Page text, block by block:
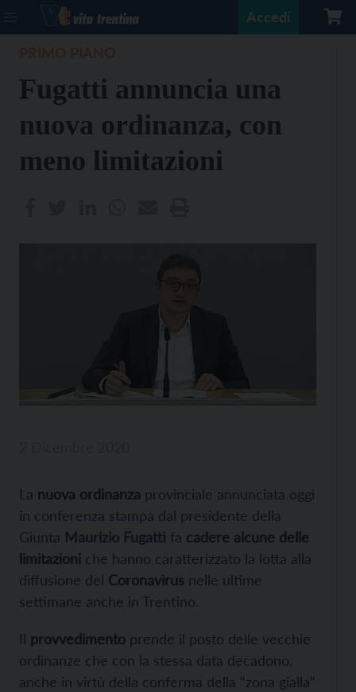
Accedi
Fugatti annuncia una
nuova ordinanza, con
meno limitazioni
La nuova ordinanza provinciale annunciata oggi
in conferenza stampa dal presidente della
Giunta Maurizio Fugatti fa cadere alcune delle
limitazioni che hanno caratterizzato la lotta alla
diffusione del Coronavirus nelle ultime
settimane anche in Trentino.
Il provvedimento prende il posto delle vecchie
ordinanze che con la stessa data decadono,
anche in virtù della conferma della “zona gialla”